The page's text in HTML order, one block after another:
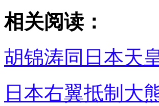
相关阅读：
胡锦涛同日本天
日本右翼抵制大